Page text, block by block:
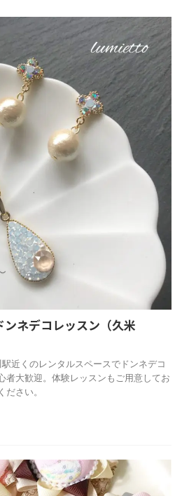
ンネデコレッスン（久米
近くのレンタルスペースでドンネデコ
者大歓迎。体験レッスンもご用意してお
ださい。